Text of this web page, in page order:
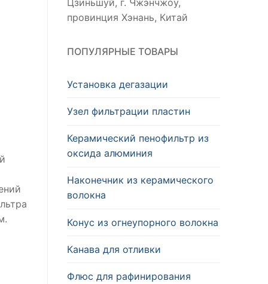
Цзиньшуй, г. Чжэнчжоу,
провинция Хэнань, Китай
ПОПУЛЯРНЫЕ ТОВАРЫ
Установка дегазации
Узел фильтрации пластин
Керамический пенофильтр из
оксида алюминия
Наконечник из керамического
волокна
Конус из огнеупорного волокна
Канава для отливки
Флюс для рафинирования